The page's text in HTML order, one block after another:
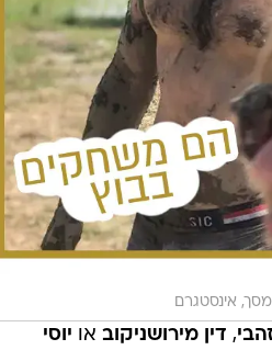
מסך, אינסטגרם
, דין מירושניקוב או יוסי